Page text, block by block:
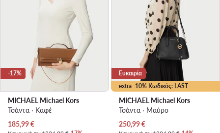
-17%
MICHAEL Michael Kors
Τσάντα · Καφέ
Τρέχουσα τιμή
185,99€
extra -10% Κωδικός: LAST
Ευκαιρία
MICHAEL Michael Kors
Τσάντα · Μαύρο
Τρέχουσα τιμή
250,99€